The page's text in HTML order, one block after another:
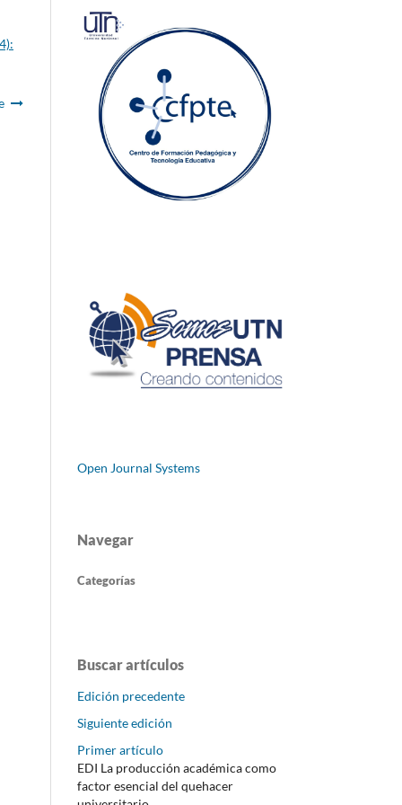
Open Journal Systems
Navegar
Categorías
Buscar artículos
Edición precedente
Siguiente edición
Primer artículo
EDI La producción académica como
factor esencial del quehacer